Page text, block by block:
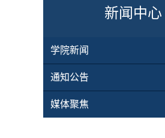
新闻中心
学院新闻
通知公告
媒体聚焦